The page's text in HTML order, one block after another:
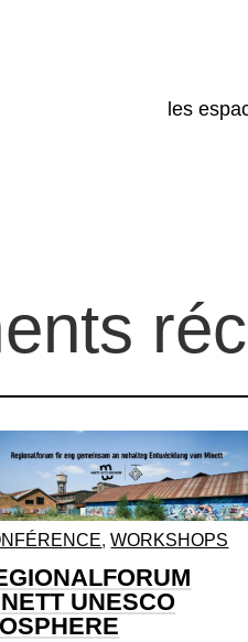
les
,WORKSHOPS
UNESCO